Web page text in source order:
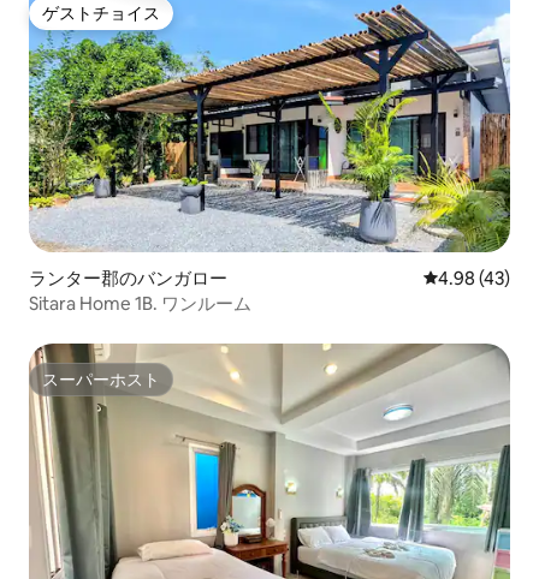
ゲストチョイス
ゲストチョイス
ランター郡のバンガロー レビュー43
4.98 (43)
Sitara Home 1B. ワンルーム
スーパーホスト
スーパーホスト